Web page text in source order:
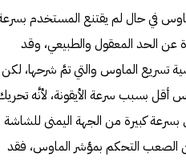
في حال لم يقتنع المستخدم
عن الحد المعقول والطبيعي، وقد
تسريع الماوس والتي تمَّ شرحها، لكن
أقل بسبب سرعة الأيقونة، لأنَّه
كبيرة من الجهة اليمنى للشاشة
الصعب التحكم بمؤشر الماوس، فقد